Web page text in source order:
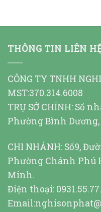
THÔNG TIN LIÊN
CÔNG TY TNHH
MST:370.314.6008
TRỤ SỞ CHÍNH: Số
Phường Bình
CHI NHÁNH: Số9,
Phường Chánh Phú
Minh.
Điện thoại: